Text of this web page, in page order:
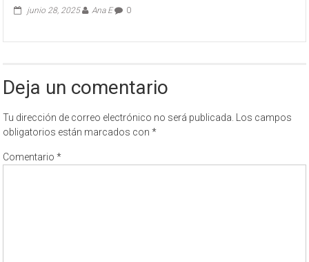
junio 28, 2025 Ana E 0
Deja un comentario
Tu dirección de correo electrónico no será publicada.
Los campos
obligatorios están marcados con*
Comentario*